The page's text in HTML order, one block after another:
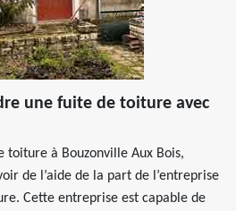
une fuite de toiture avec
toiture à Bouzonville Aux Bois,
de l’aide de la part de l’entreprise
Cette entreprise est capable de